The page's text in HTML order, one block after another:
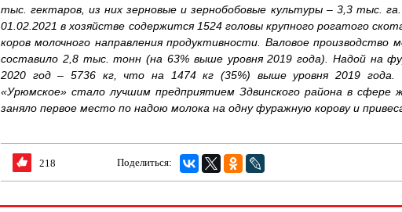
тыс. гектаров, из них зерновые и зернобобовые культуры ‒ 3,3 тыс.
01.02.2021 в хозяйстве содержится 1524 головы крупного рогатого
коров молочного направления продуктивности. Валовое производство
составило 2,8 тыс. тонн (на 63% выше уровня 2019 года). Надой на
2020 год – 5736 кг, что на 1474 кг (35%) выше уровня 2019
«Урюмское» стало лучшим предприятием Здвинского района в сфере
заняло первое место по надою молока на одну фуражную корову и
218 Поделиться: